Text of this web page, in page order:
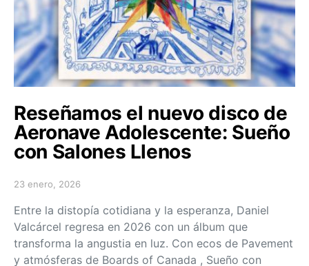
Reseñamos el nuevo disco de
Aeronave Adolescente: Sueño
con Salones Llenos
Posted on
23 enero, 2026
Entre la distopía cotidiana y la esperanza, Daniel
Valcárcel regresa en 2026 con un álbum que
transforma la angustia en luz. Con ecos de Pavement
y atmósferas de Boards of Canada , Sueño con